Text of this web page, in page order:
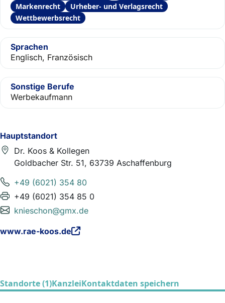
Hauptstandort
Dr. Koos & Kollegen
Goldbacher Str. 51, 63739 Aschaffenburg
+49 (6021) 354 80
+49 (6021) 354 85 0
knieschon@gmx.de
www.rae-koos.de
Markenrecht
Urheber- und Verlagsrecht
Wettbewerbsrecht
Sprachen
Englisch, Französisch
Sonstige Berufe
Werbekaufmann
Standorte (1)KanzleiKontaktdaten speichern